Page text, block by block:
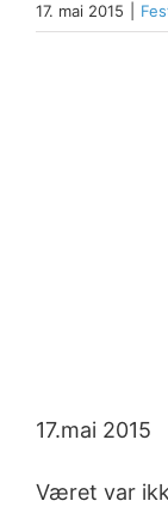
17. mai 2015
17.mai 2015
Været var